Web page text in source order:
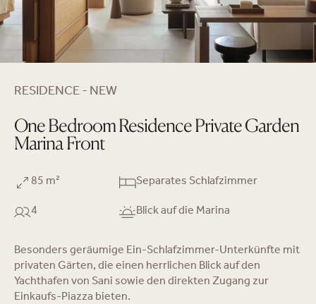
RESIDENCE - NEW
One Bedroom Residence Private Garden
Marina Front
85 m²
4
Separates Schlafzimmer
Blick auf die Marina
Besonders geräumige Ein-Schlafzimmer-Unterkünfte mit
privaten Gärten, die einen herrlichen Blick auf den
Yachthafen von Sani sowie den direkten Zugang zur
Einkaufs-Piazza bieten.